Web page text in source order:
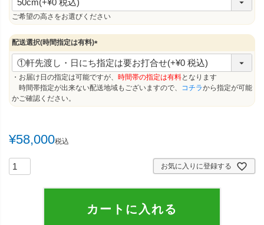
必
須
)
ご希望の高さをお選びください
配送選択(時間指定は有料)
(
必
須
)
・お届け日の指定は可能ですが、 時間帯の指定は有料となります
時間帯指定が出来ない配送地域もございますので、 コチラから指定が可能
かご確認ください。
¥58,000税込
お気に入りに登録する
カートに入れる